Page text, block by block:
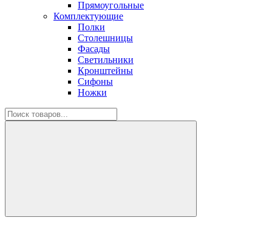
Прямоугольные
Комплектующие
Полки
Столешницы
Фасады
Светильники
Кронштейны
Сифоны
Ножки